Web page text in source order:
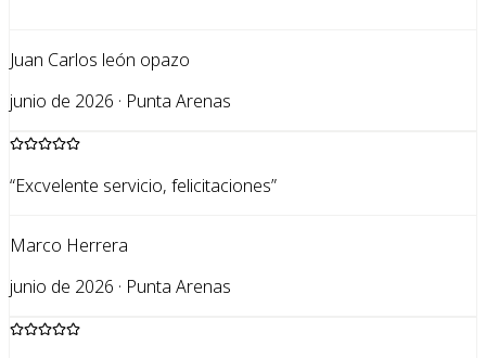
Juan Carlos león opazo
junio de 2026 · Punta Arenas
“Excvelente servicio, felicitaciones”
Marco Herrera
junio de 2026 · Punta Arenas